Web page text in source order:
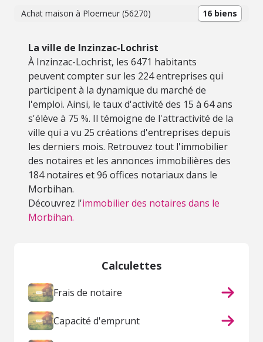
Achat maison à Ploemeur (56270) 16 biens
La ville de Inzinzac-Lochrist
À Inzinzac-Lochrist, les 6471 habitants
peuvent compter sur les 224 entreprises qui
participent à la dynamique du marché de
l'emploi. Ainsi, le taux d'activité des 15 à 64 ans
s'élève à 75 %. Il témoigne de l'attractivité de la
ville qui a vu 25 créations d'entreprises depuis
les derniers mois. Retrouvez tout l'immobilier
des notaires et les annonces immobilières des
184 notaires et 96 offices notariaux dans le
Morbihan.
Découvrez l'immobilier des notaires dans le
Morbihan.
Calculettes
Frais de notaire
Capacité d'emprunt